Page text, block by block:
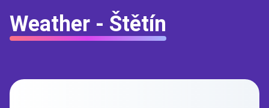
Weather - Štětín